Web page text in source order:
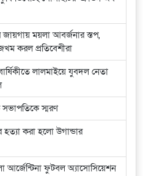
জায়গায় ময়লা আবর্জনার স্তপ,
করল প্রতিবেশীরা
লালমাইয়ে যুবদল নেতা
সভাপতিকে স্মরণ
করা হলো উগান্ডার
আর্জেন্টিনা ফুটবল অ্যাসোসিয়েশন